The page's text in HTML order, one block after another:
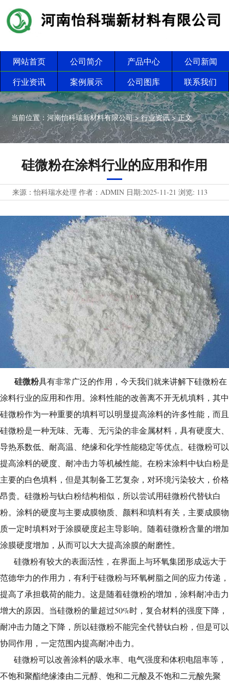
网站首页 公司简介 产品中心
公司新闻
行业资讯
案例展示 公司图库 联系我们
当前位置：河南怡科瑞新材料有限公司>行业资讯> 正文
硅微粉在涂料行业的应用和作用
来源：怡科瑞水处理 作者：ADMIN 日期:2025-11-21 浏览: 113
硅微粉具有非常广泛的作用，今天我们就来讲解下硅微粉在
涂料行业的应用和作用。涂料性能的改善离不开无机填料，其中
硅微粉作为一种重要的填料可以明显提高涂料的许多性能，而且
硅微粉是一种无味、无毒、无污染的非金属材料，具有硬度大、
导热系数低、耐高温、绝缘和化学性能稳定等优点。硅微粉可以
提高涂料的硬度、耐冲击力等机械性能。在粉末涂料中钛白粉是
主要的白色填料，但是其制备工艺复杂，对环境污染较大，价格
昂贵。硅微粉与钛白粉结构相似，所以尝试用硅微粉代替钛白
粉。涂料的硬度与主要成膜物质、颜料和填料有关，主要成膜物
质一定时填料对于涂膜硬度起主导影响。随着硅微粉含量的增加
涂膜硬度增加，从而可以大大提高涂膜的耐磨性。
硅微粉有较大的表面活性，在界面上与环氧集团形成远大于
范德华力的作用力，有利于硅微粉与环氧树脂之间的应力传递，
提高了承担载荷的能力。这是随着硅微粉的增加，涂料耐冲击力
增大的原因。当硅微粉的量超过50%时，复合材料的强度下降，
耐冲击力随之下降，所以硅微粉不能完全代替钛白粉，但是可以
协同作用，一定范围内提高耐冲击力。
硅微粉可以改善涂料的吸水率、电气强度和体积电阻率等，
不饱和聚酯绝缘漆由二元醇、饱和二元酸及不饱和二元酸先聚